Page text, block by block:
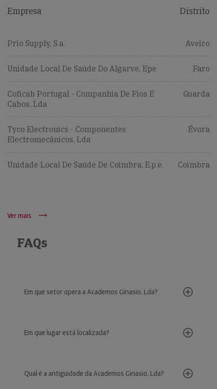
Empresa Distrito
Prio Supply, S.a. Aveiro
Unidade Local De Saúde Do Algarve, Epe Faro
Coficab Portugal - Companhia De Fios E
Cabos, Lda
Guarda
Tyco Electronics - Componentes
Electromecânicos, Lda
Évora
Unidade Local De Saúde De Coimbra, E.p.e. Coimbra
Ver mais
FAQs
Em que setor opera a Academos Ginasio, Lda?
Em que lugar está localizada?
Qual é a antiguidade da Academos Ginasio, Lda?